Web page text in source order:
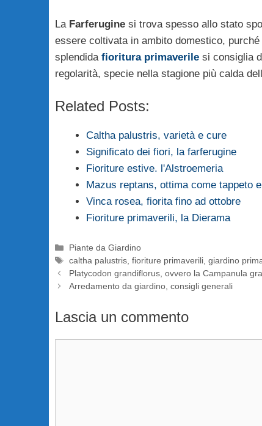
La Farferuginesi trova spesso allo stato
essere coltivata in ambito domestico,
splendida fioritura primaverile si consiglia
regolarità, specie nella stagione più calda
Related Posts:
Caltha palustris, varietà e cure
Significato dei fiori, la farferugine
Fioriture estive. l'Alstroemeria
Mazus reptans, ottima come tappeto
Vinca rosea, fiorita fino ad ottobre
Fioriture primaverili, la Dierama
Categorie
Piante da Giardino
Tag
caltha palustris, fioriture primaverili, giardino
Platycodon grandiflorus, ovvero la Campanula
Arredamento da giardino, consigli generali
Lascia un commento